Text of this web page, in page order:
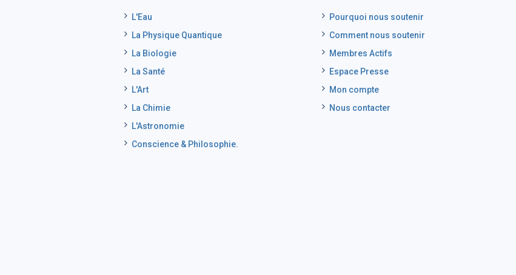
L'Eau
La Physique Quantique
La Biologie
La Santé
L'Art
La Chimie
L'Astronomie
Conscience & Philosophie.
Pourquoi nous soutenir
Comment nous soutenir
Membres Actifs
Espace Presse
Mon compte
Nous contacter